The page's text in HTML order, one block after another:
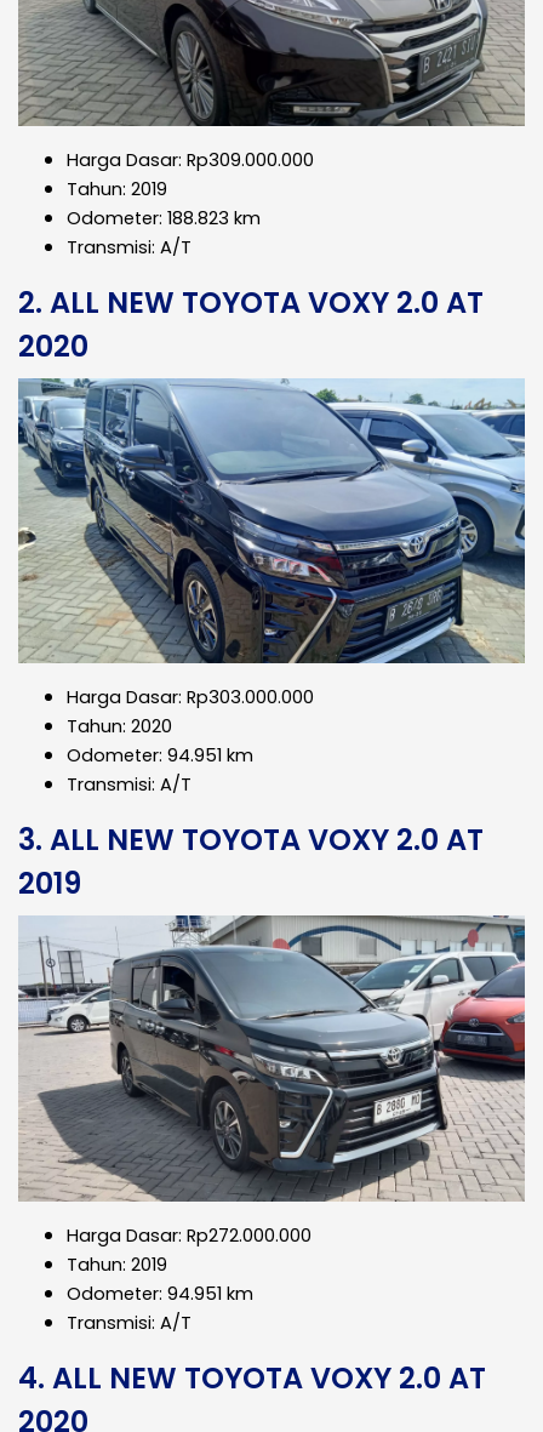
Harga Dasar: Rp309.000.000
Tahun: 2019
Odometer: 188.823 km
Transmisi: A/T
2. ALL NEW TOYOTA VOXY 2.0 AT
2020
Harga Dasar: Rp303.000.000
Tahun: 2020
Odometer: 94.951 km
Transmisi: A/T
3. ALL NEW TOYOTA VOXY 2.0 AT
2019
Harga Dasar: Rp272.000.000
Tahun: 2019
Odometer: 94.951 km
Transmisi: A/T
4. ALL NEW TOYOTA VOXY 2.0 AT
2020